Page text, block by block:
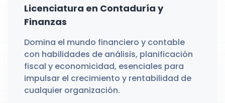
Licenciatura en Contaduría y
Finanzas
Domina el mundo financiero y contable
con habilidades de análisis, planificación
fiscal y economicidad, esenciales para
impulsar el crecimiento y rentabilidad de
cualquier organización.